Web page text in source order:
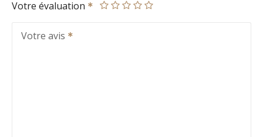
Votre évaluation
Votre avis